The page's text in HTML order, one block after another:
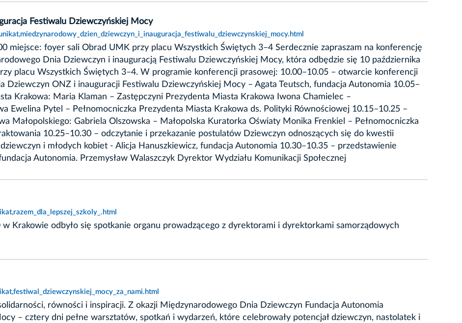
Festiwalu Dziewczyńskiej Mocy
miejsce: foyer sali Obrad UMK przy placu Wszystkich Świętych 3–4 Serdecznie zapraszam na konferencję
Dnia Dziewczyn i inauguracją Festiwalu Dziewczyńskiej Mocy, która odbędzie się 10 października
placu Wszystkich Świętych 3–4. W programie konferencji prasowej: 10.00–10.05 – otwarcie konferencji
Dziewczyn ONZ i inauguracji Festiwalu Dziewczyńskiej Mocy – Agata Teutsch, fundacja Autonomia 10.05–
Krakowa: Maria Klaman – Zastępczyni Prezydenta Miasta Krakowa Iwona Chamielec –
Ewelina Pytel – Pełnomocniczka Prezydenta Miasta Krakowa ds. Polityki Równościowej 10.15–10.25 –
Małopolskiego: Gabriela Olszowska – Małopolska Kuratorka Oświaty Monika Frenkiel – Pełnomocniczka
10.25–10.30 – odczytanie i przekazanie postulatów Dziewczyn odnoszących się do kwestii
i młodych kobiet - Alicja Hanuszkiewicz, fundacja Autonomia 10.30–10.35 – przedstawienie
Autonomia. Przemysław Walaszczyk Dyrektor Wydziału Komunikacji Społecznej
Krakowie odbyło się spotkanie organu prowadzącego z dyrektorami i dyrektorkami samorządowych
równości i inspiracji. Z okazji Międzynarodowego Dnia Dziewczyn Fundacja Autonomia
– cztery dni pełne warsztatów, spotkań i wydarzeń, które celebrowały potencjał dziewczyn, nastolatek i